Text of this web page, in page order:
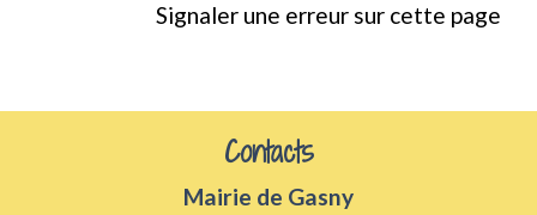
Signaler une erreur sur cette page
Contacts
Mairie de Gasny